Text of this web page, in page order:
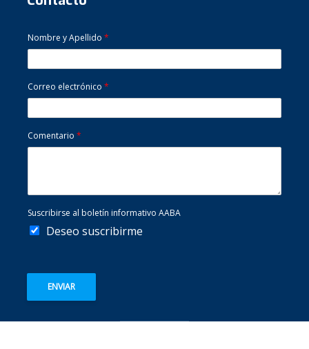
Nombre y Apellido *
Correo electrónico *
Comentario *
Suscribirse al boletín informativo AABA
Deseo suscribirme
ENVIAR